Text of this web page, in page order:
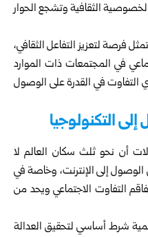
الثقافية وتشجع الحوار
فرصة لتعزيز التفاعل الثقافي،
في المجتمعات ذات الموارد
التفاوت في القدرة على الوصول
التكنولوجيا
أن نحو ثلث سكان العالم لا
إلى الإنترنت، وخاصة في
التفاوت الاجتماعي ويحد من
شرط أساسي لتحقيق العدالة